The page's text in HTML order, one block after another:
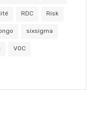
RDC Risk
sixsigma
VOC